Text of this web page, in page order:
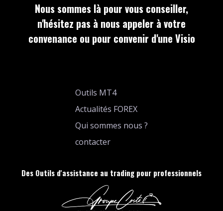
Nous sommes là pour vous conseiller,
n'hésitez pas à nous appeler à votre
convenance ou pour convenir d'une Visio
Outils MT4
Actualités FOREX
Qui sommes nous ?
contacter
Des Outils d'assistance au trading pour professionnels